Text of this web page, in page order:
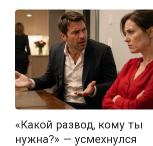
«Какой развод, кому ты
нужна?» — усмехнулся